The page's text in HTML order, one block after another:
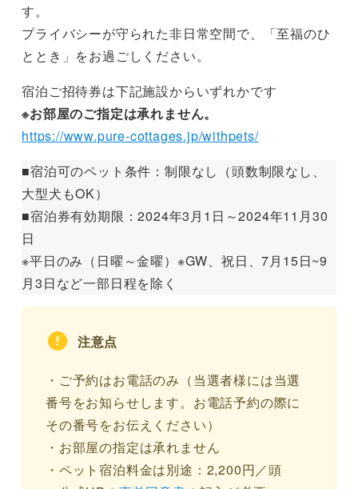
す。
プライバシーが守られた非日常空間で、「至福のひ
ととき」をお過ごしください。
宿泊ご招待券は下記施設からいずれかです
※お部屋のご指定は承れません。
https://www.pure-cottages.jp/withpets/
■宿泊可のペット条件：制限なし（頭数制限なし、
大型犬もOK）
■宿泊券有効期限：2024年3月1日～2024年11月30
日
※平日のみ（日曜～金曜）※GW、祝日、7月15日~9
月3日など一部日程を除く
注意点
・ご予約はお電話のみ（当選者様には当選
番号をお知らせします。お電話予約の際に
その番号をお伝えください）
・お部屋の指定は承れません
・ペット宿泊料金は別途：2,200円／頭